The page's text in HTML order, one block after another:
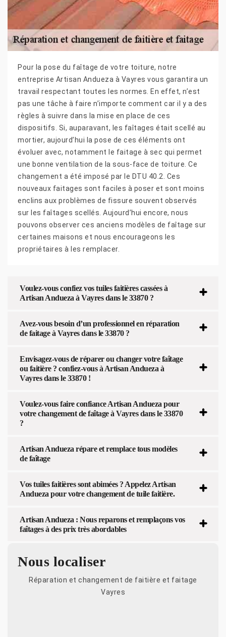
Pour la pose du faîtage de votre toiture, notre
entreprise Artisan Andueza à Vayres vous garantira un
travail respectant toutes les normes. En effet, n’est
pas une tâche à faire n’importe comment car il y a des
règles à suivre dans la mise en place de ces
dispositifs. Si, auparavant, les faîtages était scellé au
mortier, aujourd’hui la pose de ces éléments ont
évoluer avec, notamment le faitage à sec qui permet
une bonne ventilation de la sous-face de toiture. Ce
changement a été imposé par le DTU 40.2. Ces
nouveaux faitages sont faciles à poser et sont moins
enclins aux problèmes de fissure souvent observés
sur les faîtages scellés. Aujourd’hui encore, nous
pouvons observer ces anciens modèles de faîtage sur
certaines maisons et nous encourageons les
propriétaires à les remplacer.
Voulez-vous confiez vos tuiles faitières cassées à
Artisan Andueza à Vayres dans le 33870 ?
Avez-vous besoin d’un professionnel en réparation
de faitage à Vayres dans le 33870 ?
Envisagez-vous de réparer ou changer votre faîtage
ou faitière ? confiez-vous à Artisan Andueza à
Vayres dans le 33870 !
Voulez-vous faire confiance Artisan Andueza pour
votre changement de faîtage à Vayres dans le 33870
?
Artisan Andueza répare et remplace tous modèles
de faîtage
Vos tuiles faitières sont abimées ? Appelez Artisan
Andueza pour votre changement de tuile faitière.
Artisan Andueza : Nous reparons et remplaçons vos
faîtages à des prix très abordables
Nous localiser
Réparation et changement de faitière et faitage
Vayres